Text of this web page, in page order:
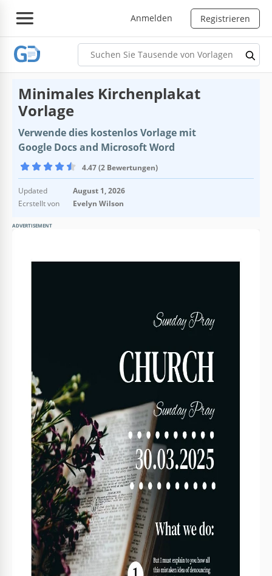
Anmelden Registrieren
Minimales Kirchenplakat
Vorlage
Verwende dies kostenlos Vorlage mit
Google Docs and Microsoft Word
4.47 (2 Bewertungen)
Updated
August 1, 2026
Ecrstellt von
Evelyn Wilson
ADVERTISEMENT